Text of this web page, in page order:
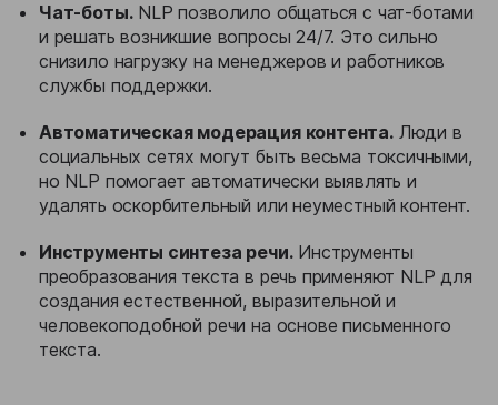
Чат-боты.NLP позволило общаться с чат-ботами
и решать возникшие вопросы 24/7. Это сильно
снизило нагрузку на менеджеров и работников
службы поддержки.
Автоматическая модерация контента.Люди в
социальных сетях могут быть весьма токсичными,
но NLP помогает автоматически выявлять и
удалять оскорбительный или неуместный контент.
Инструменты синтеза речи.Инструменты
преобразования текста в речь применяют NLP для
создания естественной, выразительной и
человекоподобной речи на основе письменного
текста.